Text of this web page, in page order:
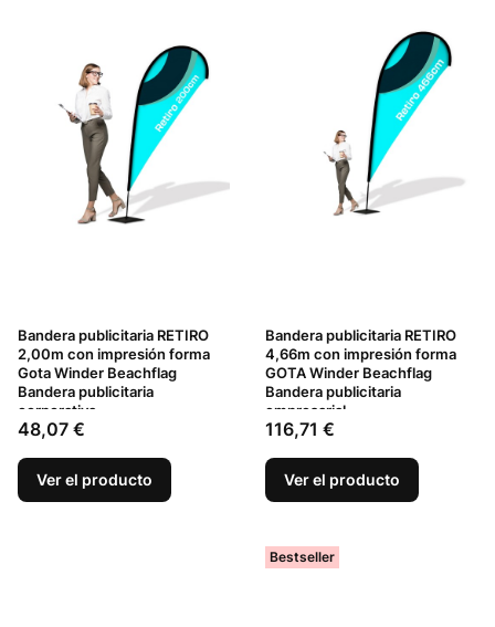
Bandera publicitaria RETIRO
2,00m con impresión forma
Gota Winder Beachflag
Bandera publicitaria
corporativa
Precio
48,07 €
Ver el producto
Bandera publicitaria RETIRO
4,66m con impresión forma
GOTA Winder Beachflag
Bandera publicitaria
empresarial
Precio
116,71 €
Ver el producto
Bestseller